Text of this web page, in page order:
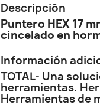
Descripción
Puntero HEX 17
cincelado en
Información
TOTAL- Una
herramientas.
Herramientas de